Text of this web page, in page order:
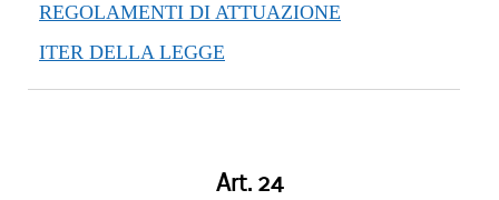
REGOLAMENTI DI ATTUAZIONE
ITER DELLA LEGGE
Art. 24